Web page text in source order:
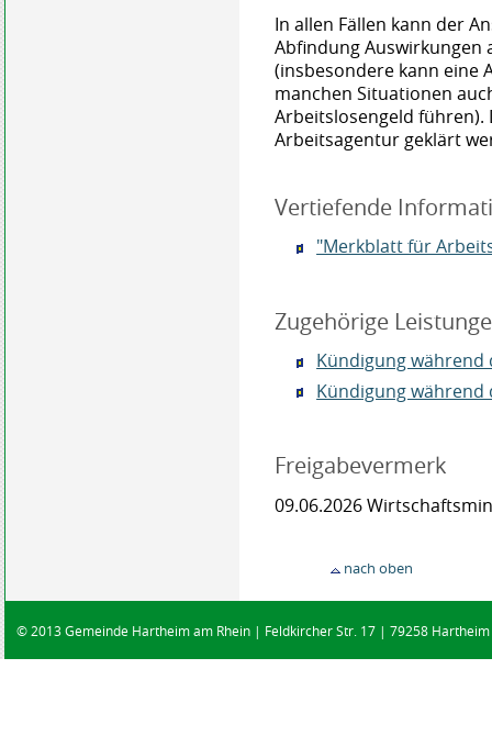
In allen Fällen kann der
Abfindung Auswirkungen
(insbesondere kann eine
manchen Situationen
Arbeitslosengeld führen).
Arbeitsagentur geklärt
Vertiefende
"Merkblatt für
Zugehörige
Kündigung
Kündigung während
Freigabevermerk
09.06.2026
nach oben
© 2013 Gemeinde Hartheim am Rhein | Feldkircher Str. 17 | 79258